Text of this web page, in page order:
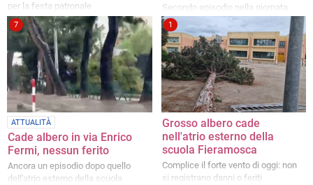
per la festa patronale
Secondo episodio nella giornata
odierna dopo quello di via Enrico
Fermi
7
ATTUALITÀ
Cade albero in via Enrico
Fermi, nessun ferito
Ancora un episodio dopo quello
dell'atrio esterno della scuola
1
Grosso albero cade
nell'atrio esterno della
scuola Fieramosca
Complice il forte vento di oggi: non
si registrano danni o feriti